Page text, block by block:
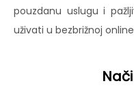
pouzdanu uslugu i
uživati u bezbrižnoj